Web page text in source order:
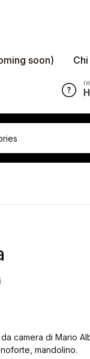
soon)
camera di Mario
mandolino.